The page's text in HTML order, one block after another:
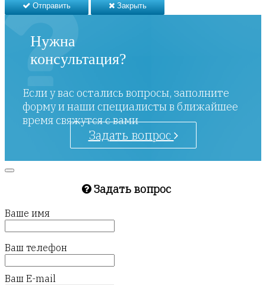
Отправить Закрыть
Нужна
консультация?
Если у вас остались вопросы, заполните
форму и наши специалисты в ближайшее
время свяжутся с вами
Задать вопрос
Задать вопрос
Ваше имя
Ваш телефон
Ваш E-mail